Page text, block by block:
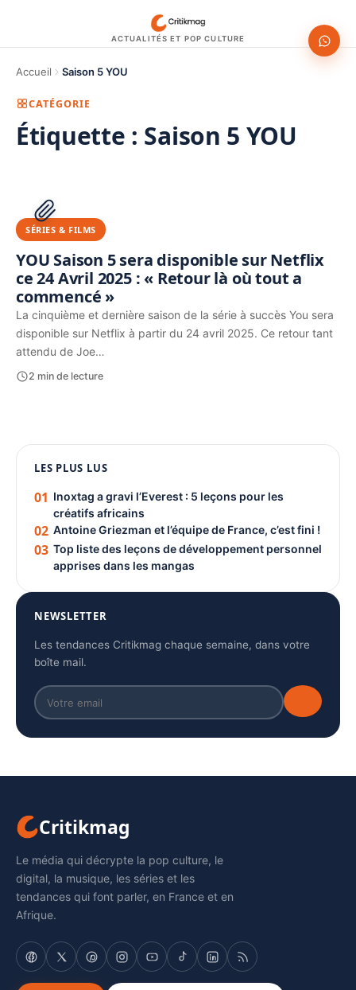
ACTUALITÉS ET POP CULTURE
Accueil Saison 5 YOU
CATÉGORIE
Étiquette : Saison 5 YOU
PUBLICITÉ
SÉRIES & FILMS
YOU Saison 5 sera disponible sur Netflix
ce 24 Avril 2025 : « Retour là où tout a
commencé »
La cinquième et dernière saison de la série à succès You sera
disponible sur Netflix à partir du 24 avril 2025. Ce retour tant
attendu de Joe…
2 min de lecture
PUBLICITÉ
LES PLUS LUS
01 Inoxtag a gravi l’Everest : 5 leçons pour les
créatifs africains
02 Antoine Griezman et l’équipe de France, c’est fini !
03 Top liste des leçons de développement personnel
apprises dans les mangas
NEWSLETTER
Les tendances Critikmag chaque semaine, dans votre
boîte mail.
Critikmag
Le média qui décrypte la pop culture, le
digital, la musique, les séries et les
tendances qui font parler, en France et en
Afrique.